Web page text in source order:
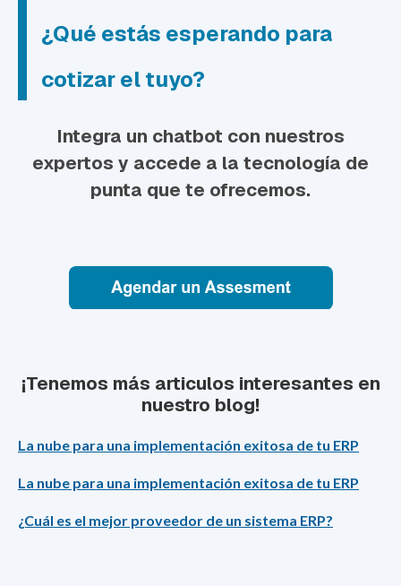
¿Qué estás esperando para
cotizar el tuyo?
Integra un chatbot con nuestros
expertos y accede a la tecnología de
punta que te ofrecemos.
¡Tenemos más articulos interesantes en
nuestro blog!
La nube para una implementación exitosa de tu ERP
La nube para una implementación exitosa de tu ERP
¿Cuál es el mejor proveedor de un sistema ERP?